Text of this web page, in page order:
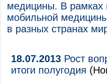
медицины. В рамках
мобильной
в разных странах
18.07.2013 Рост
итоги полугодия